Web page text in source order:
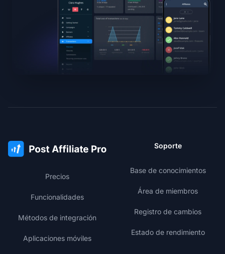
Precios
Funcionalidades
Métodos de integración
Aplicaciones móviles
Soporte
Base de conocimientos
Área de miembros
Registro de cambios
Estado de rendimiento